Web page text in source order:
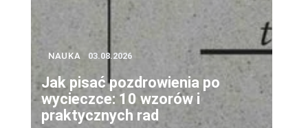
NAUKA 03.08.2026
Jak pisać pozdrowienia po
wycieczce: 10 wzorów i
praktycznych rad